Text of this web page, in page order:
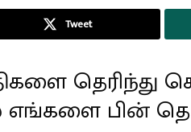
Tweet
எங்களை பின்